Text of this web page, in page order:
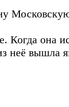
Когда она
неё вышла